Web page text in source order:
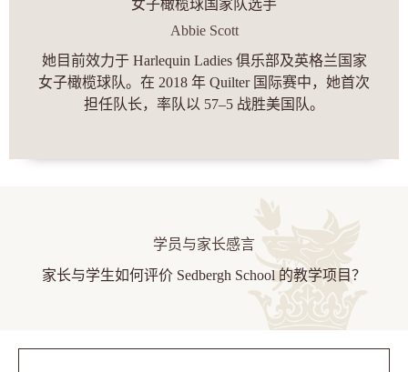
女子橄榄球国家队选手
Abbie Scott
她目前效力于 Harlequin Ladies 俱乐部及英格兰国家
女子橄榄球队。在 2018 年 Quilter 国际赛中，她首次
担任队长，率队以 57–5 战胜美国队。
学员与家长感言
家长与学生如何评价 Sedbergh School 的教学项目？